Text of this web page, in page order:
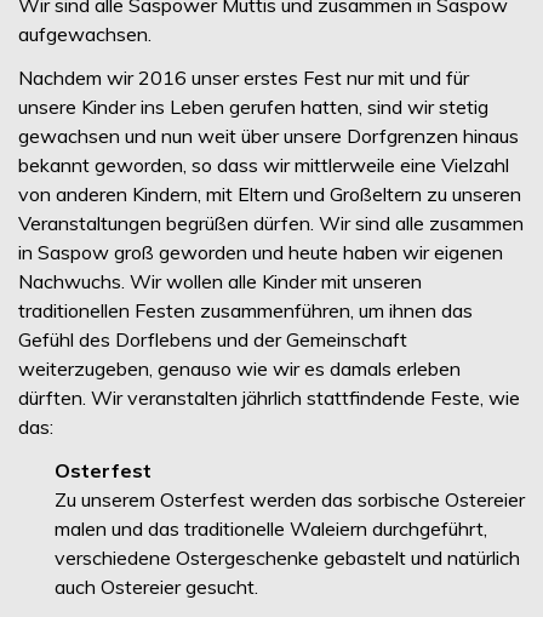
Wir sind alle Saspower Muttis und zusammen in Saspow
aufgewachsen.
Nachdem wir 2016 unser erstes Fest nur mit und für
unsere Kinder ins Leben gerufen hatten, sind wir stetig
gewachsen und nun weit über unsere Dorfgrenzen hinaus
bekannt geworden, so dass wir mittlerweile eine Vielzahl
von anderen Kindern, mit Eltern und Großeltern zu unseren
Veranstaltungen begrüßen dürfen. Wir sind alle zusammen
in Saspow groß geworden und heute haben wir eigenen
Nachwuchs. Wir wollen alle Kinder mit unseren
traditionellen Festen zusammenführen, um ihnen das
Gefühl des Dorflebens und der Gemeinschaft
weiterzugeben, genauso wie wir es damals erleben
dürften. Wir veranstalten jährlich stattfindende Feste, wie
das:
Osterfest
Zu unserem Osterfest werden das sorbische Ostereier
malen und das traditionelle Waleiern durchgeführt,
verschiedene Ostergeschenke gebastelt und natürlich
auch Ostereier gesucht.